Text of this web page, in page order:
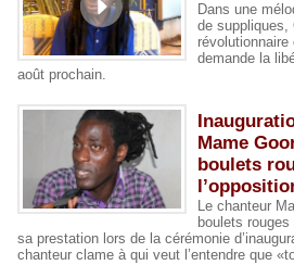
Dans une
de suppliques,
révolutionnaire
demande la
août prochain.
Mame
boulets
Le chanteur
boulets rouges
sa prestation lors de la cérémonie
chanteur clame à qui veut l’entendre que